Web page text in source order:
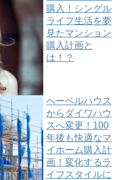
購入！シングル
ライフ生活を夢
見たマンション
購入計画と
は！？
へーベルハウス
からダイワハウ
スへ変更！100
年後も快適なマ
イホーム購入計
画！変化するラ
イフスタイルに